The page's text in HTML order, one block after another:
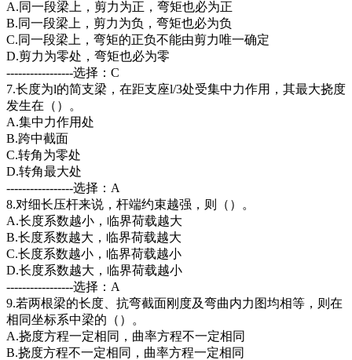
A.同一段梁上，剪力为正，弯矩也必为正
B.同一段梁上，剪力为负，弯矩也必为负
C.同一段梁上，弯矩的正负不能由剪力唯一确定
D.剪力为零处，弯矩也必为零
-----------------选择：C
7.长度为l的简支梁，在距支座l/3处受集中力作用，其最大挠度
发生在（）。
A.集中力作用处
B.跨中截面
C.转角为零处
D.转角最大处
-----------------选择：A
8.对细长压杆来说，杆端约束越强，则（）。
A.长度系数越小，临界荷载越大
B.长度系数越大，临界荷载越大
C.长度系数越小，临界荷载越小
D.长度系数越大，临界荷载越小
-----------------选择：A
9.若两根梁的长度、抗弯截面刚度及弯曲内力图均相等，则在
相同坐标系中梁的（）。
A.挠度方程一定相同，曲率方程不一定相同
B.挠度方程不一定相同，曲率方程一定相同